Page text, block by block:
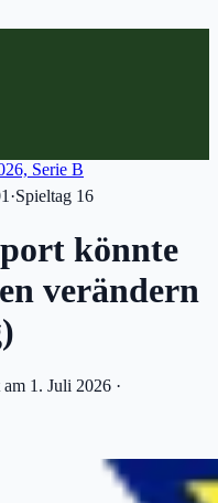
Serie B
·Spieltag 16
könnte
verändern
1. Juli 2026 ·